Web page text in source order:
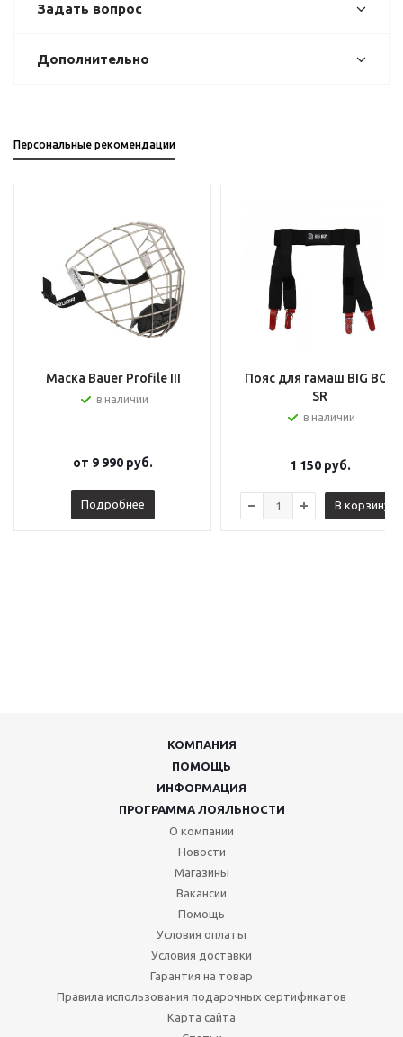
Задать вопрос
Дополнительно
Персональные рекомендации
Маска Bauer Profile III
в наличии
от 9 990 руб.
Подробнее
Пояс для гамаш BIG BOY
SR
в наличии
1 150руб.
В корзину
КОМПАНИЯ
ПОМОЩЬ
ИНФОРМАЦИЯ
ПРОГРАММА ЛОЯЛЬНОСТИ
О компании
Новости
Магазины
Вакансии
Помощь
Условия оплаты
Условия доставки
Гарантия на товар
Правила использования подарочных сертификатов
Карта сайта